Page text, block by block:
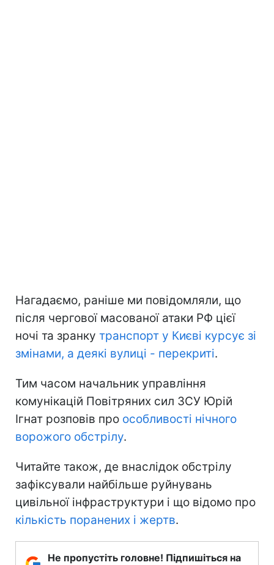
Нагадаємо, раніше ми повідомляли, що
після чергової масованої атаки РФ цієї
ночі та зранку транспорт у Києві курсує зі
змінами, а деякі вулиці - перекриті.
Тим часом начальник управління
комунікацій Повітряних сил ЗСУ Юрій
Ігнат розповів про особливості нічного
ворожого обстрілу.
Читайте також, де внаслідок обстрілу
зафіксували найбільше руйнувань
цивільної інфраструктури і що відомо про
кількість поранених і жертв.
Не пропустіть головне! Підпишіться на